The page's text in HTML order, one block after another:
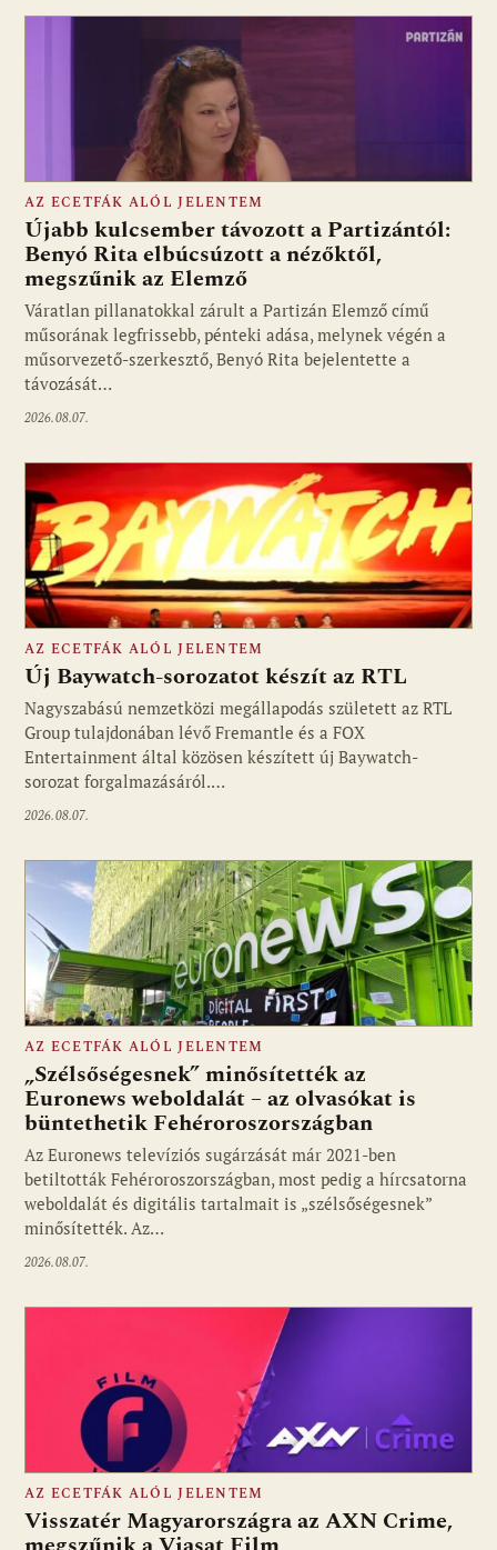
Fotó: media1.hu
AZ ECETFÁK ALÓL JELENTEM
Újabb kulcsember távozott a Partizántól:
Benyó Rita elbúcsúzott a nézőktől,
megszűnik az Elemző
Váratlan pillanatokkal zárult a Partizán Elemző című
műsorának legfrissebb, pénteki adása, melynek végén a
műsorvezető-szerkesztő, Benyó Rita bejelentette a
távozását…
2026.08.07.
Fotó: media1.hu
AZ ECETFÁK ALÓL JELENTEM
Új Baywatch-sorozatot készít az RTL
Nagyszabású nemzetközi megállapodás született az RTL
Group tulajdonában lévő Fremantle és a FOX
Entertainment által közösen készített új Baywatch-
sorozat forgalmazásáról.…
2026.08.07.
Fotó: media1.hu
AZ ECETFÁK ALÓL JELENTEM
„Szélsőségesnek” minősítették az
Euronews weboldalát – az olvasókat is
büntethetik Fehéroroszországban
Az Euronews televíziós sugárzását már 2021-ben
betiltották Fehéroroszországban, most pedig a hírcsatorna
weboldalát és digitális tartalmait is „szélsőségesnek”
minősítették. Az…
2026.08.07.
AZ ECETFÁK ALÓL JELENTEM
Visszatér Magyarországra az AXN Crime,